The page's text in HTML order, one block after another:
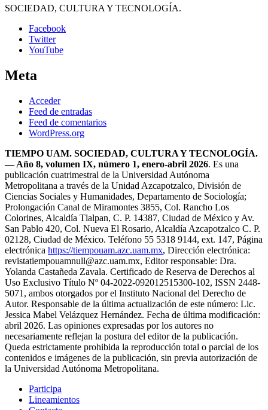
SOCIEDAD, CULTURA Y TECNOLOGÍA.
Facebook
Twitter
YouTube
Meta
Acceder
Feed de entradas
Feed de comentarios
WordPress.org
TIEMPO UAM. SOCIEDAD, CULTURA Y TECNOLOGÍA.
— Año 8, volumen IX, número 1, enero-abril 2026. Es una
publicación cuatrimestral de la Universidad Autónoma
Metropolitana a través de la Unidad Azcapotzalco, División de
Ciencias Sociales y Humanidades, Departamento de Sociología;
Prolongación Canal de Miramontes 3855, Col. Rancho Los
Colorines, Alcaldía Tlalpan, C. P. 14387, Ciudad de México y Av.
San Pablo 420, Col. Nueva El Rosario, Alcaldía Azcapotzalco C. P.
02128, Ciudad de México. Teléfono 55 5318 9144, ext. 147, Página
electrónica https://tiempouam.azc.uam.mx, Dirección electrónica:
revistatiempouamnull@azc.uam.mx, Editor responsable: Dra.
Yolanda Castañeda Zavala. Certificado de Reserva de Derechos al
Uso Exclusivo Título Nº 04-2022-092012515300-102, ISSN 2448-
5071, ambos otorgados por el Instituto Nacional del Derecho de
Autor. Responsable de la última actualización de este número: Lic.
Jessica Mabel Velázquez Hernández. Fecha de última modificación:
abril 2026. Las opiniones expresadas por los autores no
necesariamente reflejan la postura del editor de la publicación.
Queda estrictamente prohibida la reproducción total o parcial de los
contenidos e imágenes de la publicación, sin previa autorización de
la Universidad Autónoma Metropolitana.
TIEMPO UAM
Revista digital dedicada a estudiantes y académicos para la difusión
Participa
Lineamientos